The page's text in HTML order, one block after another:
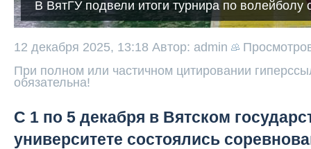
В ВятГУ подвели итоги турнира по волейболу
12 декабря 2025, 13:18 Автор: admin
При полном или частичном цитировании
обязательна!
С 1 по 5 декабря в Вятском
университете состоялись